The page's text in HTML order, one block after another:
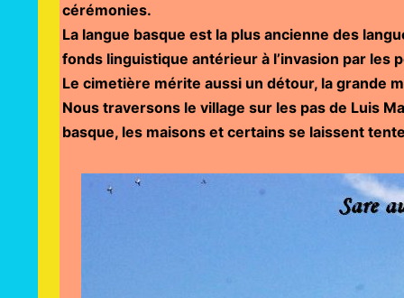
cérémonies.
La langue basque est la plus ancienne des
fonds linguistique antérieur à l’invasion par
Le cimetière mérite aussi un détour, la grande
Nous traversons le village sur les pas de Luis
basque, les maisons et certains se laissent